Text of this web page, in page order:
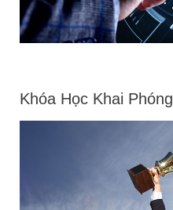
Khóa Học Khai